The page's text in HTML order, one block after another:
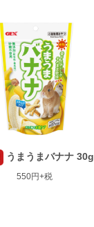
うまうまバナナ 30g
550円+税